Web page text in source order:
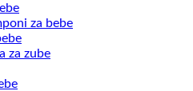
za bebe
za zube